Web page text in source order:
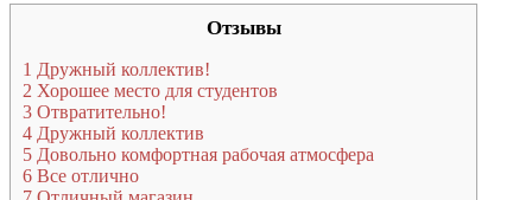
Отзывы
1 Дружный коллектив!
2 Хорошее место для студентов
3 Отвратительно!
4 Дружный коллектив
5 Довольно комфортная рабочая атмосфера
6 Все отлично